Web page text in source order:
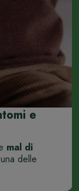
e
mal di
delle